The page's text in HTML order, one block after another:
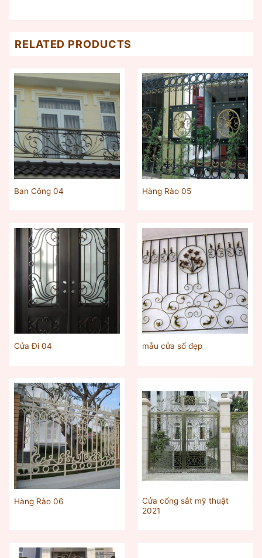
RELATED PRODUCTS
Ban Công 04 Hàng Rào 05
Cửa Đi 04 mẫu cửa sổ đẹp
Hàng Rào 06
Cửa cổng sắt mỹ thuật
2021